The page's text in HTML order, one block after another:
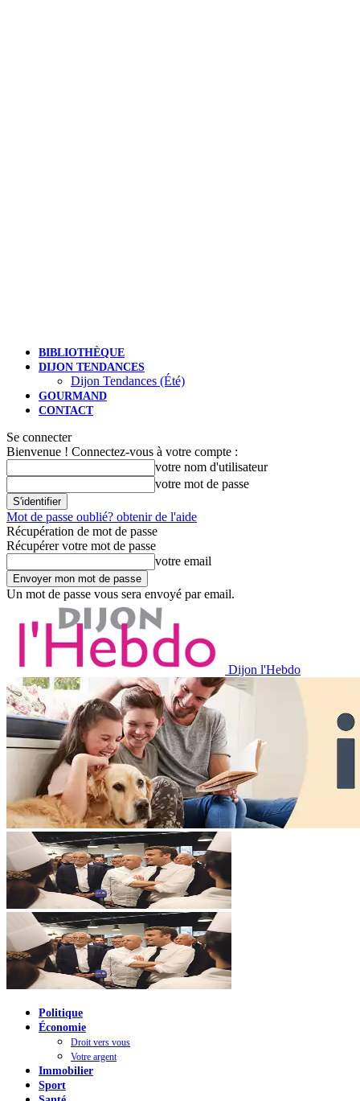
BIBLIOTHÈQUE
DIJON TENDANCES
Dijon Tendances (Été)
GOURMAND
CONTACT
Se connecter
Bienvenue ! Connectez-vous à votre compte :
votre nom d'utilisateur
votre mot de passe
Mot de passe oublié? obtenir de l'aide
Récupération de mot de passe
Récupérer votre mot de passe
votre email
Un mot de passe vous sera envoyé par email.
Dijon l'Hebdo
Politique
Économie
Droit vers vous
Votre argent
Immobilier
Sport